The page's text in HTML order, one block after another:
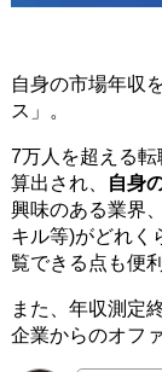
自身の市場年収
ス」。
7万人を超える
算出され、
自身
興味のある業界
キル等)がどれく
覧できる点も便利
また、年収測定
企業からのオフ